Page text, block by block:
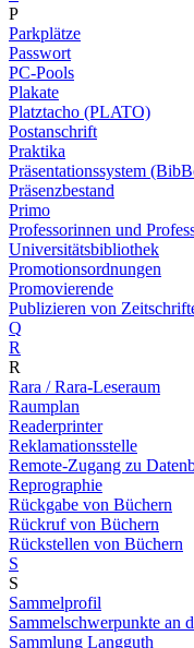
P
Parkplätze
Passwort
PC-Pools
Plakate
Platztacho (PLATO)
Postanschrift
Praktika
Präsentationssystem
Präsenzbestand
Primo
Professorinnen und
Universitätsbibliothek
Promotionsordnungen
Promovierende
Publizieren von
Q
R
R
Rara / Rara-Leseraum
Raumplan
Readerprinter
Reklamationsstelle
Remote-Zugang zu
Reprographie
Rückgabe von Büchern
Rückruf von Büchern
Rückstellen von Büchern
S
S
Sammelprofil
Sammelschwerpunkte an
Sammlung Langguth